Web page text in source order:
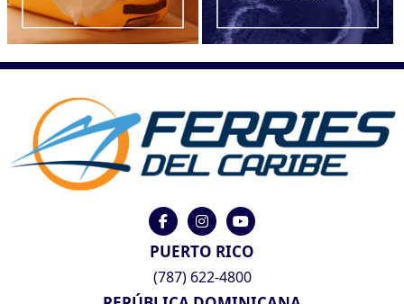
PUERTO RICO
(787) 622-4800